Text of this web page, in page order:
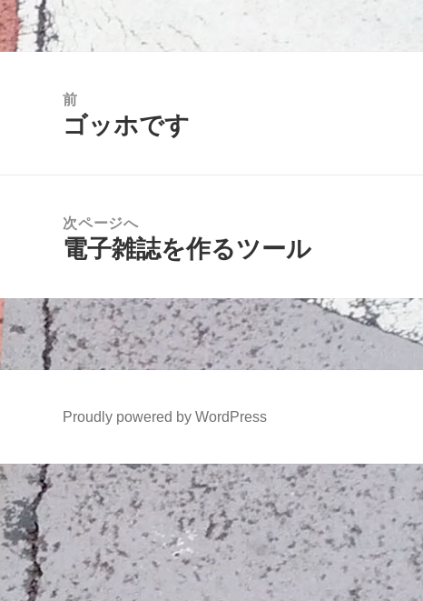
前
前
ゴッホです
次ページへ
次
投
稿:
電子雑誌を作るツール
Proudly powered by WordPress